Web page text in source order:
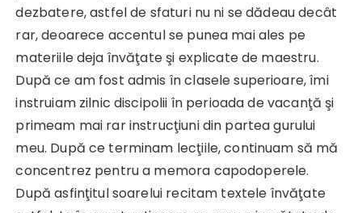
dezbatere, astfel de sfaturi nu ni se dădeau decât
rar, deoarece accentul se punea mai ales pe
materiile deja învăţate şi explicate de maestru.
După ce am fost admis în clasele superioare, îmi
instruiam zilnic discipolii în perioada de vacanţă şi
primeam mai rar instrucţiuni din partea gurului
meu. După ce terminam lecţiile, continuam să mă
concentrez pentru a memora capodoperele.
După asfinţitul soarelui recitam textele învăţate